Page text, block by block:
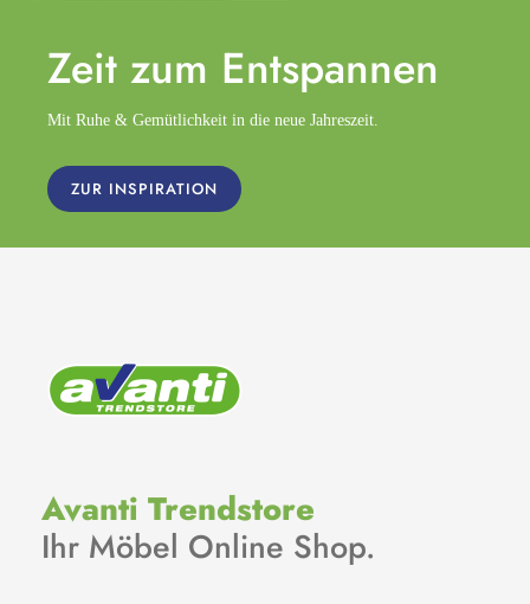
Zeit zum Entspannen
Mit Ruhe & Gemütlichkeit in die neue Jahreszeit.
ZUR INSPIRATION
Avanti Trendstore
Ihr Möbel Online Shop.